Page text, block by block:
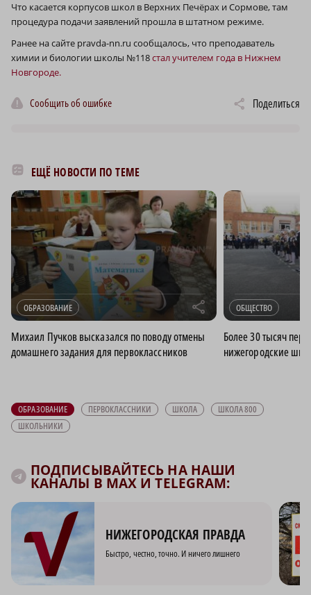
Что касается корпусов школ в Верхних Печёрах и Сормове, там
процедура подачи заявлений прошла в штатном режиме.
Ранее на сайте pravda-nn.ru сообщалось, что преподаватель
химии и биологии школы №118стал учителем года в Нижнем
Новгороде.
Сообщить об ошибке Поделиться
ЕЩЁ НОВОСТИ ПО ТЕМЕ
ОБРАЗОВАНИЕ r
Михаил Пучков высказался по поводу отмены
домашнего задания для первоклассников
ОБЩЕСТВО
Более 30 тысяч
нижегородские
ОБРАЗОВАНИЕ ПЕРВОКЛАССНИКИ ШКОЛА
ШКОЛА 800
ШКОЛЬНИКИ
ПОДПИСЫВАЙТЕСЬ НА НАШИ
КАНАЛЫ В MAX И TELEGRAM:
НИЖЕГОРОДСКАЯ ПРАВДА
Быстро, честно, точно. И ничего лишнего